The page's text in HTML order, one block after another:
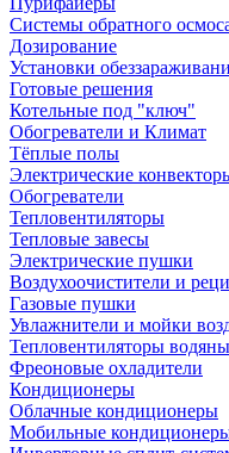
Системы обратного
Дозирование
Установки
Готовые решения
Котельные под "ключ"
Обогреватели и Климат
Тёплые полы
Электрические
Обогреватели
Тепловентиляторы
Тепловые завесы
Электрические пушки
Воздухоочистители и
Газовые пушки
Увлажнители и мойки
Тепловентиляторы
Фреоновые охладители
Кондиционеры
Облачные кондиционеры
Мобильные